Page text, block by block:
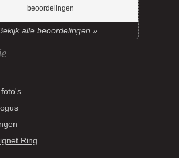
beoordelingen
alle beoordelingen »
Ring